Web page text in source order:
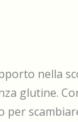
nella
glutine.
per